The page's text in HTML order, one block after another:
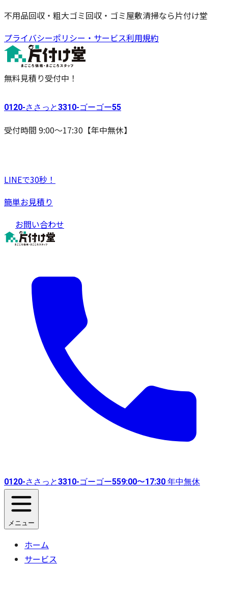
不用品回収・粗大ゴミ回収・ゴミ屋敷清掃なら片付け堂
プライバシーポリシー・サービス利用規約
無料見積り受付中！
0120-ささっと3310-ゴーゴー55
受付時間 9:00〜17:30【年中無休】
LINEで30秒！
簡単お見積り
お問い合わせ
0120-ささっと3310-ゴーゴー559:00〜17:30 年中無休
メニュー
ホーム
サービス